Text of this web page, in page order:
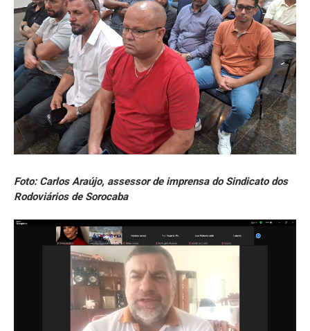
Foto: Carlos Araújo, assessor de imprensa do Sindicato dos
Rodoviários de Sorocaba